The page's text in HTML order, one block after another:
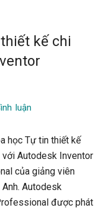
kế chi
luận
học Tự tin thiết kế
với Autodesk Inventor
của giảng viên
Anh. Autodesk
được phát